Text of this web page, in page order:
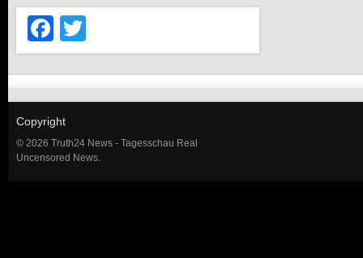
Facebook
Copyright
© 2026 Truth24 News - Tagesschau Real
Uncensored News.